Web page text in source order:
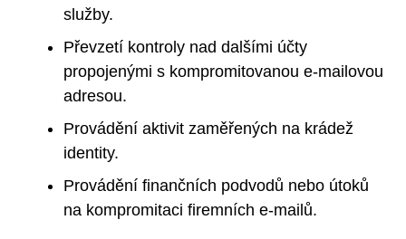
služby.
Převzetí kontroly nad dalšími účty
propojenými s kompromitovanou e-mailovou
adresou.
Provádění aktivit zaměřených na krádež
identity.
Provádění finančních podvodů nebo útoků
na kompromitaci firemních e-mailů.